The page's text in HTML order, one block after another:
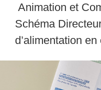
Animation et
Schéma
d’alimentation